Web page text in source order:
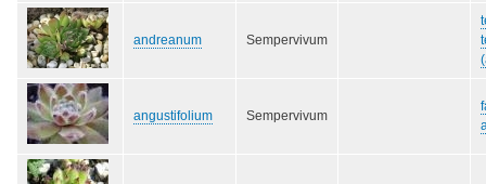
andreanum Sempervivum
angustifolium Sempervivum